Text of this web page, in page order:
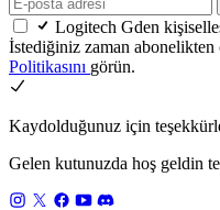
Logitech Gden
İstediğiniz zaman
Politikasını görün.
Kaydolduğunuz için
Gelen kutunuzda hoş geldin